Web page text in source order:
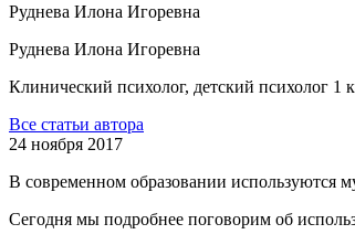
Руднева Илона Игоревна
Руднева Илона Игоревна
Клинический психолог, детский психолог 1
Все статьи автора
24 ноября 2017
В современном образовании используются
Сегодня мы подробнее поговорим об